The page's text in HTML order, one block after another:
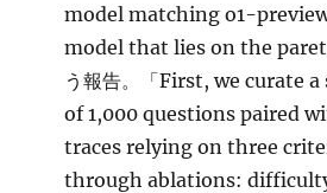
model matching o1-
model that lies on the
う報告。「First, we curate
of 1,000 questions paired
traces relying on three
through ablations: